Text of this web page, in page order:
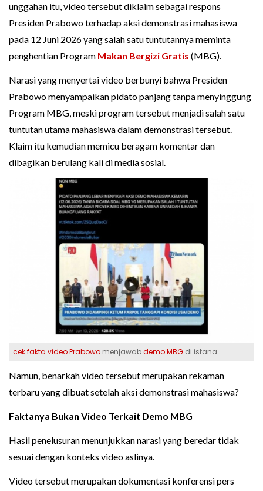
unggahan itu, video tersebut diklaim sebagai respons
Presiden Prabowo terhadap aksi demonstrasi mahasiswa
pada 12 Juni 2026 yang salah satu tuntutannya meminta
penghentian Program Makan Bergizi Gratis (MBG).
Narasi yang menyertai video berbunyi bahwa Presiden
Prabowo menyampaikan pidato panjang tanpa menyinggung
Program MBG, meski program tersebut menjadi salah satu
tuntutan utama mahasiswa dalam demonstrasi tersebut.
Klaim itu kemudian memicu beragam komentar dan
dibagikan berulang kali di media sosial.
cek fakta video Prabowo menjawabdemo MBG di istana
Namun, benarkah video tersebut merupakan rekaman
terbaru yang dibuat setelah aksi demonstrasi mahasiswa?
Faktanya Bukan Video Terkait Demo MBG
Hasil penelusuran menunjukkan narasi yang beredar tidak
sesuai dengan konteks video aslinya.
Video tersebut merupakan dokumentasi konferensi pers